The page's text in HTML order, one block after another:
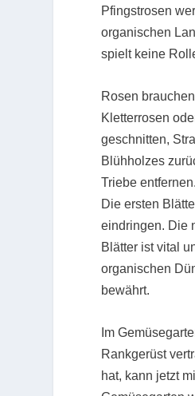
Pfingstrosen
organischen
spielt keine
Rosen
Kletterrosen
geschnitten,
Blühholzes
Triebe
Die ersten
eindringen. Die
Blätter ist vital
organischen
bewährt.
Im
Rankgerüst
hat, kann jetzt